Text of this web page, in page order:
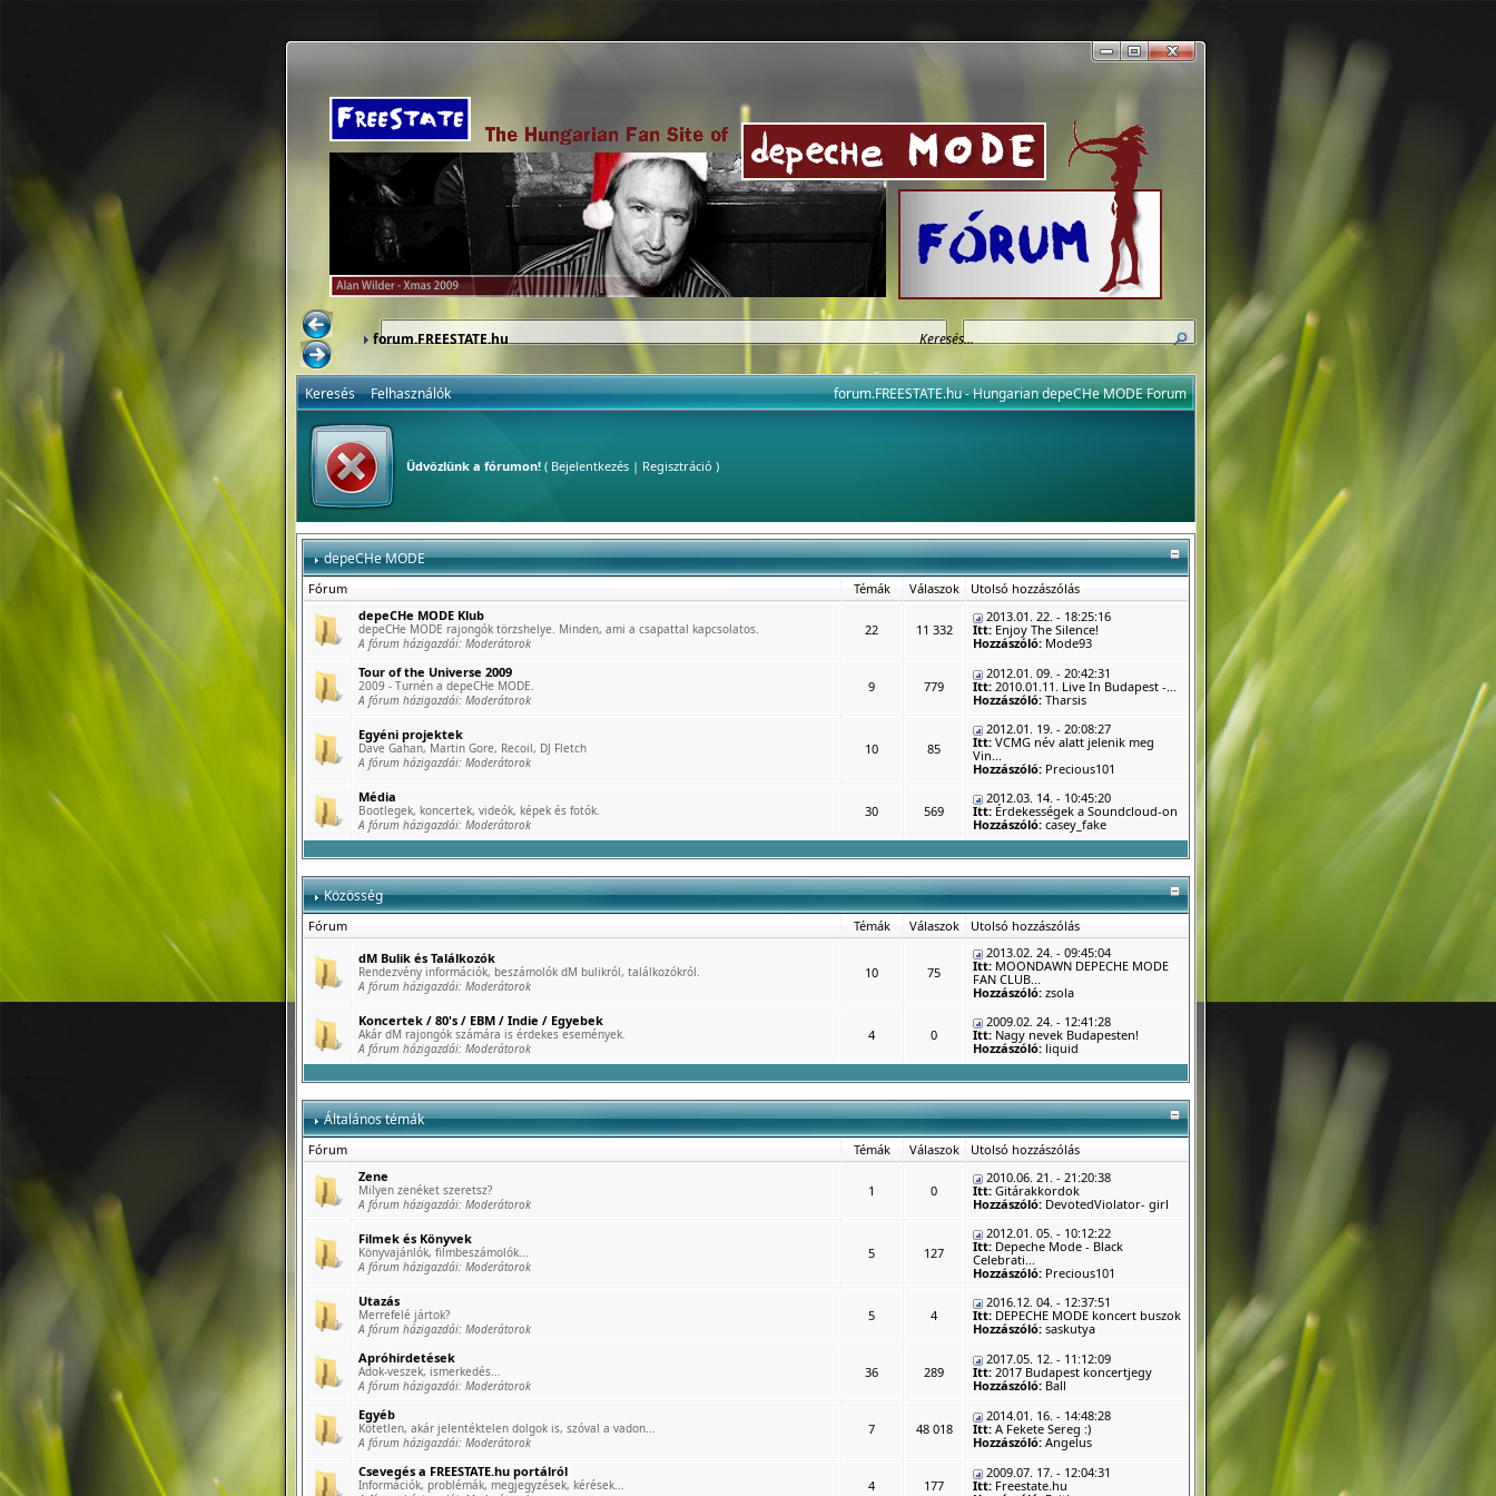
forum.FREESTATE.hu
forum.FREESTATE.hu - Hungarian depeCHe MODE Forum
Keresés Felhasználók
Üdvözlünk a fórumon!( Bejelentkezés| Regisztráció )
depeCHe MODE
Fórum Témák Válaszok
Utolsó hozzászólás
depeCHe MODE Klub
depeCHe MODE rajongók törzshelye. Minden, ami a csapattal kapcsolatos.
A fórum házigazdái: Moderátorok
22 11 332
2013.01. 22. - 18:25:16
Itt: Enjoy The Silence!
Hozzászóló: Mode93
Tour of the Universe 2009
2009 - Turnén a depeCHe MODE.
A fórum házigazdái: Moderátorok
9 779
2012.01. 09. - 20:42:31
Itt: 2010.01.11. Live In Budapest -...
Hozzászóló: Tharsis
Egyéni projektek
Dave Gahan, Martin Gore, Recoil, DJ Fletch
A fórum házigazdái: Moderátorok
10 85
2012.01. 19. - 20:08:27
Itt: VCMG név alatt jelenik meg
Vin...
Hozzászóló: Precious101
Média
Bootlegek, koncertek, videók, képek és fotók.
A fórum házigazdái: Moderátorok
30 569
2012.03. 14. - 10:45:20
Itt: Érdekességek a Soundcloud-on
Hozzászóló: casey_fake
Közösség
Fórum Témák Válaszok
Utolsó hozzászólás
dM Bulik és Találkozók
Rendezvény információk, beszámolók dM bulikról, találkozókról.
A fórum házigazdái: Moderátorok
10 75
2013.02. 24. - 09:45:04
Itt: MOONDAWN DEPECHE MODE
FAN CLUB...
Hozzászóló: zsola
Koncertek / 80's / EBM / Indie / Egyebek
Akár dM rajongók számára is érdekes események.
A fórum házigazdái: Moderátorok
4 0
2009.02. 24. - 12:41:28
Itt: Nagy nevek Budapesten!
Hozzászóló: liquid
Általános témák
Fórum Témák Válaszok
Utolsó hozzászólás
Zene
Milyen zenéket szeretsz?
A fórum házigazdái: Moderátorok
1 0
2010.06. 21. - 21:20:38
Itt: Gitárakkordok
Hozzászóló: DevotedViolator- girl
Filmek és Könyvek
Könyvajánlók, filmbeszámolók...
A fórum házigazdái: Moderátorok
5 127
2012.01. 05. - 10:12:22
Itt: Depeche Mode - Black
Celebrati...
Hozzászóló: Precious101
Utazás
Merrefelé jártok?
A fórum házigazdái: Moderátorok
5 4
2016.12. 04. - 12:37:51
Itt: DEPECHE MODE koncert buszok
Hozzászóló: saskutya
Apróhirdetések
Adok-veszek, ismerkedés...
A fórum házigazdái: Moderátorok
36 289
2017.05. 12. - 11:12:09
Itt: 2017 Budapest koncertjegy
Hozzászóló: Ball
Egyéb
Kötetlen, akár jelentéktelen dolgok is, szóval a vadon...
A fórum házigazdái: Moderátorok
7 48 018
2014.01. 16. - 14:48:28
Itt: A Fekete Sereg :)
Hozzászóló: Angelus
Csevegés a FREESTATE.hu portálról
Információk, problémák, megjegyzések, kérések...
4 177
2009.07. 17. - 12:04:31
Itt: Freestate.hu